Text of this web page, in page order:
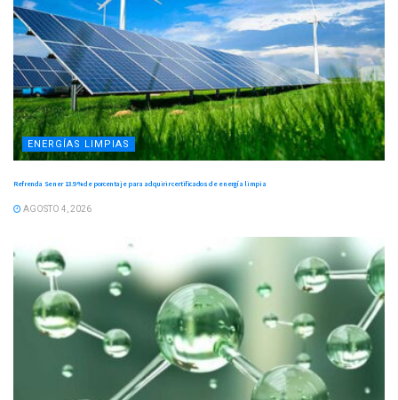
ENERGÍAS LIMPIAS
Refrenda Sener 13.9 % de porcentaje para adquirir certificados de energía limpia
AGOSTO 4, 2026